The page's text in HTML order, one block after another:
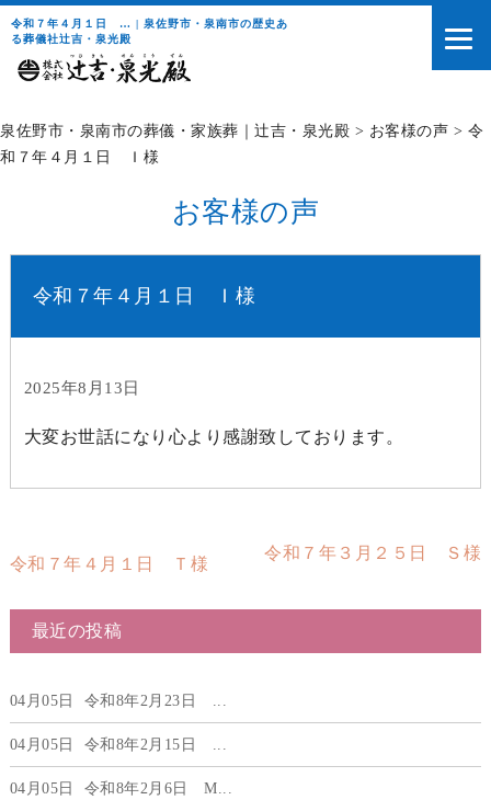
令和７年４月１日 … | 泉佐野市・泉南市の歴史あ
る葬儀社辻吉・泉光殿
泉佐野市・泉南市の葬儀・家族葬｜辻吉・泉光殿 > お客様の声 > 令
和７年４月１日 Ｉ様
お客様の声
令和７年４月１日 Ｉ様
2025年8月13日
大変お世話になり心より感謝致しております。
令和７年４月１日 Ｔ様
令和７年３月２５日 Ｓ様
最近の投稿
04月05日 令和8年2月23日 ...
04月05日 令和8年2月15日 ...
04月05日 令和8年2月6日 М...